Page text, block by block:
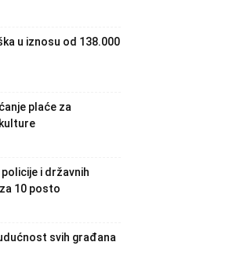
u iznosu od 138.000
plaće za
i državnih
10 posto
svih građana